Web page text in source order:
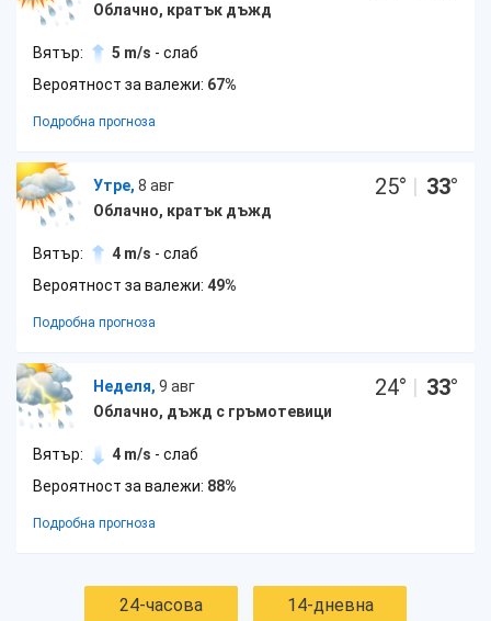
Облачно, кратък дъжд
Вятър: 5 m/s - слаб
Вероятност за валежи: 67%
Подробна прогноза
Утре, 8 авг
Облачно, кратък дъжд
25° | 33°
Вятър: 4 m/s - слаб
Вероятност за валежи: 49%
Подробна прогноза
Неделя, 9 авг
Облачно, дъжд с гръмотевици
24° | 33°
Вятър: 4 m/s - слаб
Вероятност за валежи: 88%
Подробна прогноза
24-часова 14-дневна